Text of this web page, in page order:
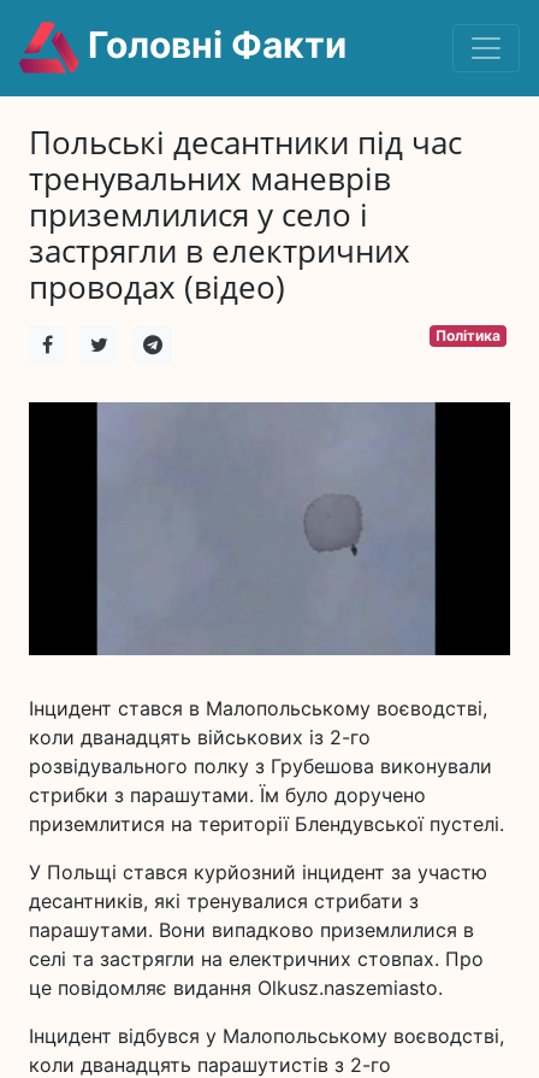
Головні Факти
Польські десантники під час
тренувальних маневрів
приземлилися у село і
застрягли в електричних
проводах (відео)
Політика
Інцидент стався в Малопольському воєводстві,
коли дванадцять військових із 2-го
розвідувального полку з Грубешова виконували
стрибки з парашутами. Їм було доручено
приземлитися на території Блендувської пустелі.
У Польщі стався курйозний інцидент за участю
десантників, які тренувалися стрибати з
парашутами. Вони випадково приземлилися в
селі та застрягли на електричних стовпах. Про
це повідомляє видання Olkusz.naszemiasto.
Інцидент відбувся у Малопольському воєводстві,
коли дванадцять парашутистів з 2-го